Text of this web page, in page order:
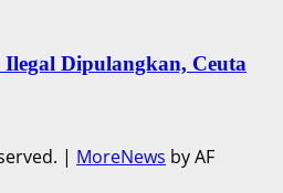
Dipulangkan, Ceuta
| MoreNews by AF